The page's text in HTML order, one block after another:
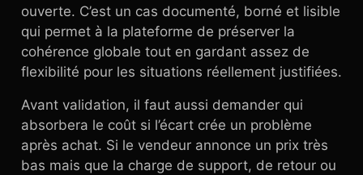
ouverte. C’est un cas documenté, borné et lisible
qui permet à la plateforme de préserver la
cohérence globale tout en gardant assez de
flexibilité pour les situations réellement justifiées.
Avant validation, il faut aussi demander qui
absorbera le coût si l’écart crée un problème
après achat. Si le vendeur annonce un prix très
bas mais que la charge de support, de retour ou